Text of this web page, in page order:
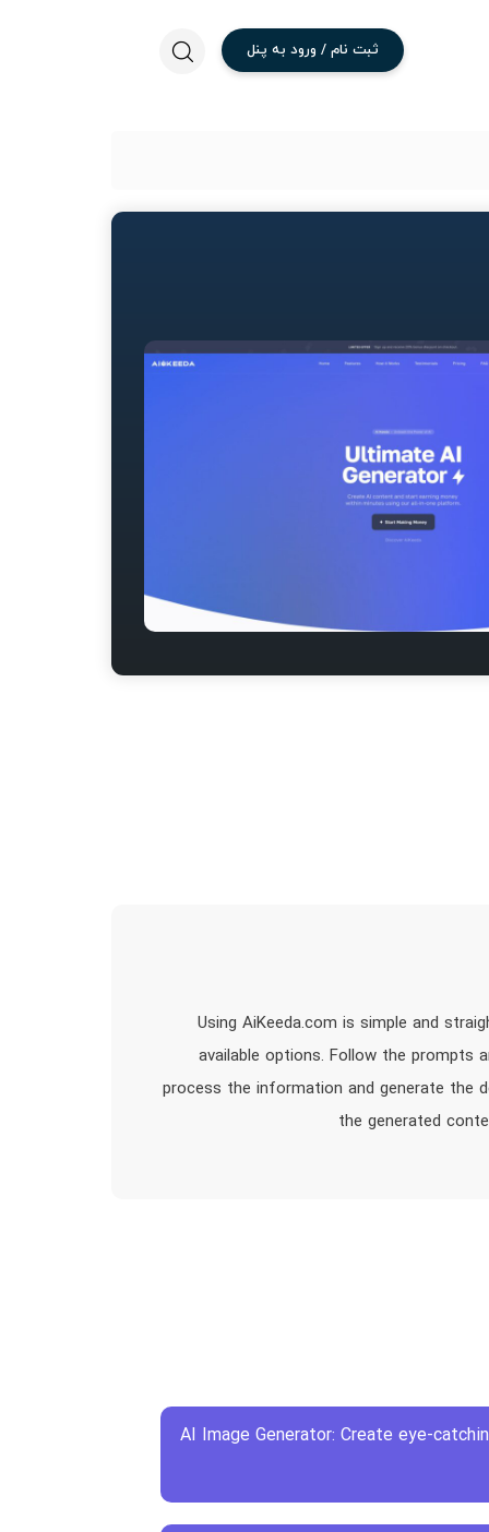
ثبت نام / ورود به پنل
Using AiKeeda.com is simple and
available options. Follow the prompts
process the information and generate the
the generated
AI Image Generator: Create eye-